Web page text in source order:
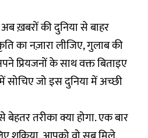
ख़बरों की दुनिया से बाहर
का नज़ारा लीजिए, गुलाब की
प्रियजनों के साथ वक्त बिताइए
सोचिए जो इस दुनिया में अच्छी
तरीका क्या होगा. एक बार